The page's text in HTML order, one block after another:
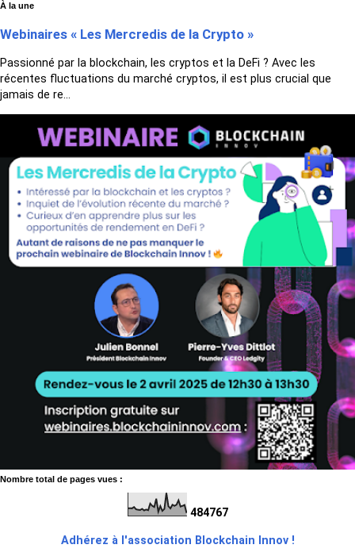
À la une
Webinaires « Les Mercredis de la Crypto »
Passionné par la blockchain, les cryptos et la DeFi ? Avec les
récentes fluctuations du marché cryptos, il est plus crucial que
jamais de re...
Nombre total de pages vues :
484767
Adhérez à l'association Blockchain Innov !